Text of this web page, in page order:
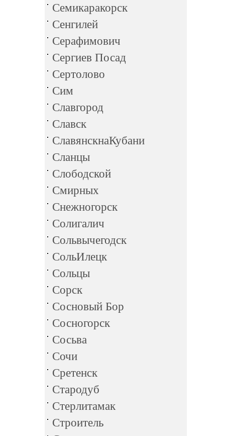
Семикаракорск
Сенгилей
Серафимович
Сергиев Посад
Сертолово
Сим
Славгород
Славск
СлавянскнаКубани
Сланцы
Слободской
Смирных
Снежногорск
Солигалич
Сольвычегодск
СольИлецк
Сольцы
Сорск
Сосновый Бор
Сосногорск
Сосьва
Сочи
Сретенск
Стародуб
Стерлитамак
Строитель